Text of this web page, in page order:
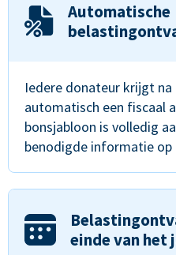
Automatische
Iedere donateur krijgt
automatisch een fiscaal
bonsjabloon is volledig
benodigde informatie op
einde van het